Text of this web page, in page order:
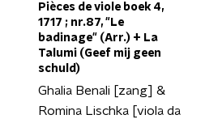
Pièces de viole boek 4,
1717 ; nr.87, "Le
badinage" (Arr.) + La
Talumi (Geef mij geen
schuld)
Ghalia Benali [zang] &
Romina Lischka [viola da